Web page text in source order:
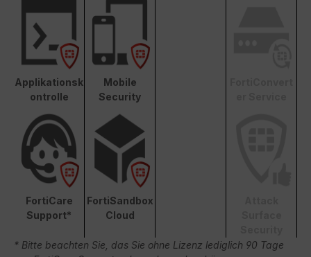
Applikationsk
ontrolle
Mobile
Security
FortiCare
Support*
FortiSandbox
Cloud
* Bitte beachten Sie, das Sie ohne Lizenz lediglich 90 Tage